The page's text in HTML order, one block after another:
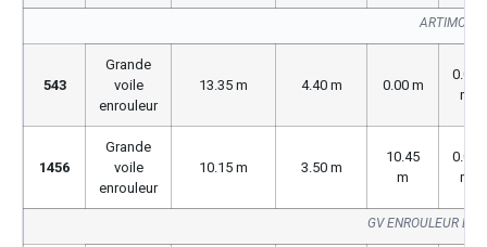
ARTIMON
543
Grande
voile
enrouleur
13.35 m 4.40 m 0.00 m
0.00
m
1456
Grande
voile
enrouleur
10.15 m 3.50 m
10.45
m
0.00
m
GV ENROULEUR